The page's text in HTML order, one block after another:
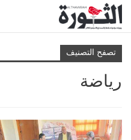
تصفح التصنيف
رياضة